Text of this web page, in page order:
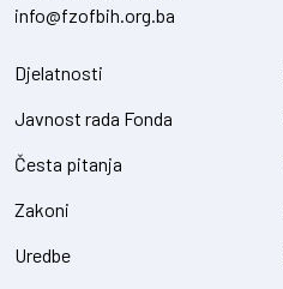
info@fzofbih.org.ba
Djelatnosti
Javnost rada Fonda
Česta pitanja
Zakoni
Uredbe